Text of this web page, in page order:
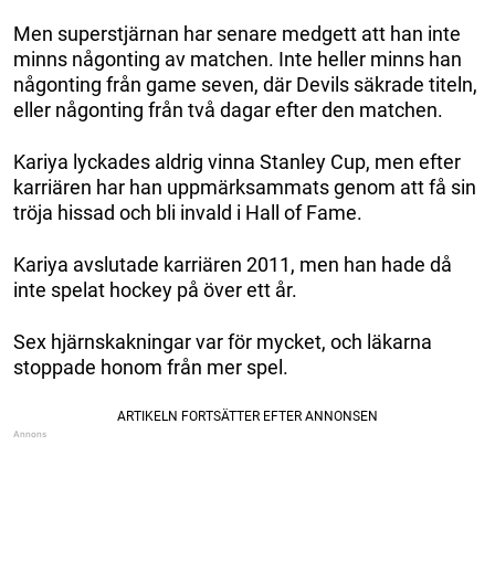
Men superstjärnan har senare medgett att han inte
minns någonting av matchen. Inte heller minns han
någonting från game seven, där Devils säkrade titeln,
eller någonting från två dagar efter den matchen.
Kariya lyckades aldrig vinna Stanley Cup, men efter
karriären har han uppmärksammats genom att få sin
tröja hissad och bli invald i Hall of Fame.
Kariya avslutade karriären 2011, men han hade då
inte spelat hockey på över ett år.
Sex hjärnskakningar var för mycket, och läkarna
stoppade honom från mer spel.